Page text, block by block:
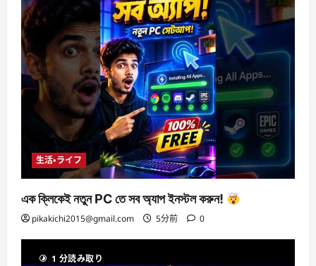
生活・ライフ
এক ক্লিকেই নতুন PC তে সব অ্যাপ ইনস্টল করুন!
pikakichi2015@gmail.com 5分前 0
1 分読み取り